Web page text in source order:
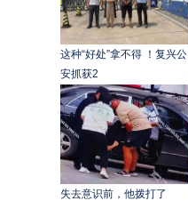
这种“好处”拿不得 ！复兴公
安抓获2
失去意识前，他拨打了